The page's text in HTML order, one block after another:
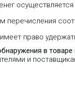
перечисления
право
в товаре
и